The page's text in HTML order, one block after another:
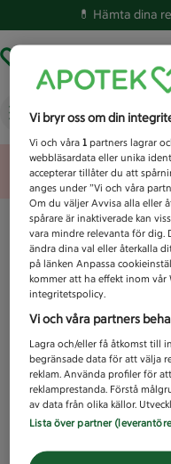
💊 Hämta dina
Vad letar du
Vi bryr oss om din
Vi och våra1 partners lagrar
webbläsardata eller unika
accepterar tillåter du att
anges under ”Vi och våra
Om du väljer Avvisa alla eller
spårare är inaktiverade kan
vara mindre relevanta för dig.
ändra dina val eller återkalla
på länken Anpassa
kommer att ha effekt inom
integritetspolicy.
Vi och våra partners
Lagra och/eller få åtkomst till
begränsade data för att välja
reklam. Använda profiler för
reklamprestanda. Förstå
av data från olika källor.
Lista över partner